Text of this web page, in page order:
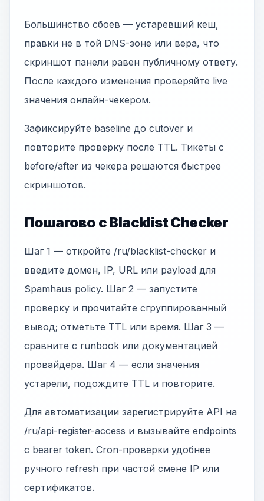
Большинство сбоев — устаревший кеш,
правки не в той DNS-зоне или вера, что
скриншот панели равен публичному ответу.
После каждого изменения проверяйте live
значения онлайн-чекером.
Зафиксируйте baseline до cutover и
повторите проверку после TTL. Тикеты с
before/after из чекера решаются быстрее
скриншотов.
Пошагово с Blacklist Checker
Шаг 1 — откройте /ru/blacklist-checker и
введите домен, IP, URL или payload для
Spamhaus policy. Шаг 2 — запустите
проверку и прочитайте сгруппированный
вывод; отметьте TTL или время. Шаг 3 —
сравните с runbook или документацией
провайдера. Шаг 4 — если значения
устарели, подождите TTL и повторите.
Для автоматизации зарегистрируйте API на
/ru/api-register-access и вызывайте endpoints
с bearer token. Cron-проверки удобнее
ручного refresh при частой смене IP или
сертификатов.